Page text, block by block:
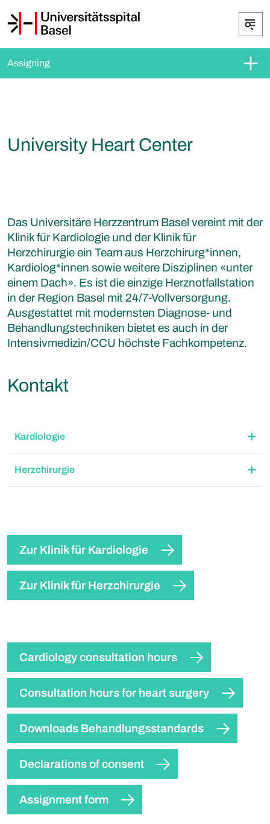
Assigning
University Heart Center
Das Universitäre Herzzentrum Basel vereint mit der
Klinik für Kardiologie und der Klinik für
Herzchirurgie ein Team aus Herzchirurg*innen,
Kardiolog*innen sowie weitere Disziplinen «unter
einem Dach». Es ist die einzige Herznotfallstation
in der Region Basel mit 24/7-Vollversorgung.
Ausgestattet mit modernsten Diagnose- und
Behandlungstechniken bietet es auch in der
Intensivmedizin/CCU höchste Fachkompetenz.
Kontakt
Kardiologie
Herzchirurgie
Zur Klinik für Kardiologie
Zur Klinik für Herzchirurgie
Cardiology consultation hours
Consultation hours for heart surgery
Downloads Behandlungsstandards
Declarations of consent
Assignment form